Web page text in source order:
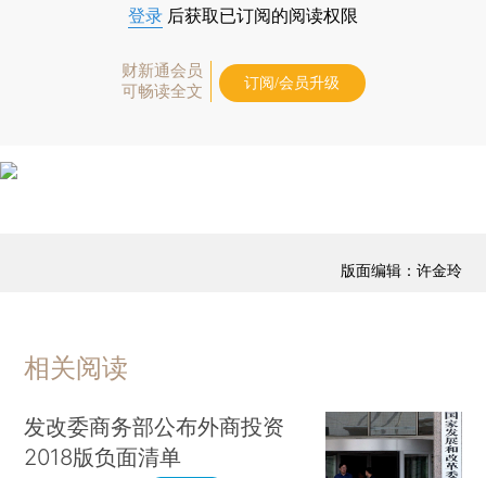
登录 后获取已订阅的阅读权限
财新通会员
可畅读全文
订阅/会员升级
版面编辑：许金玲
相关阅读
发改委商务部公布外商投资
2018版负面清单